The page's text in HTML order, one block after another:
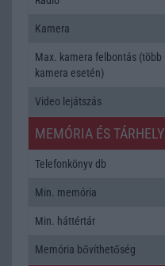
Kamera
Max. kamera felbontás (több
kamera esetén)
Video lejátszás
MEMÓRIA ÉS TÁRHELY
Telefonkönyv db
Min. memória
Min. háttértár
Memória bővíthetőség